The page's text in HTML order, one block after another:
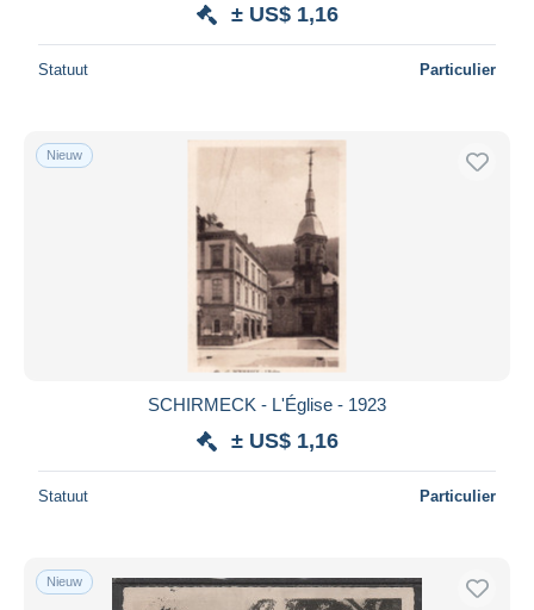
± US$ 1,16
Statuut Particulier
Nieuw
SCHIRMECK - L'Église - 1923
± US$ 1,16
Statuut Particulier
Nieuw